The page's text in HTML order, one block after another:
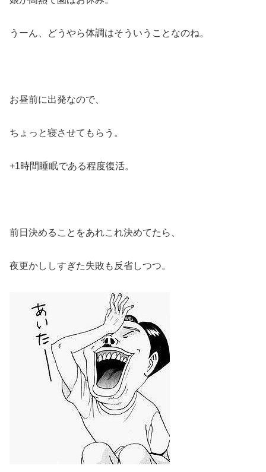
うーん、どうやら体調はそういうことなのね。
お昼前に出発なので、
ちょっと寝させてもらう。
+1時間睡眠である程度復活。
前日決めることをあれこれ決めてたら、
夜更かししすぎた失敗も反省しつつ。